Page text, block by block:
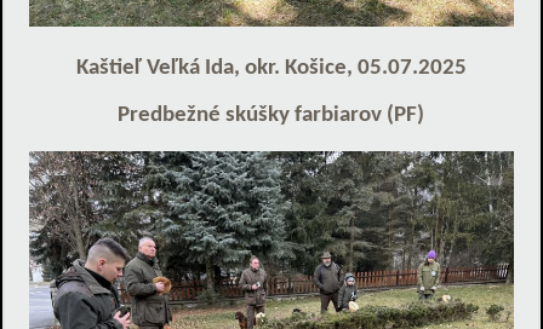
Kaštieľ Veľká Ida, okr. Košice, 05.07.2025
Predbežné skúšky farbiarov (PF)